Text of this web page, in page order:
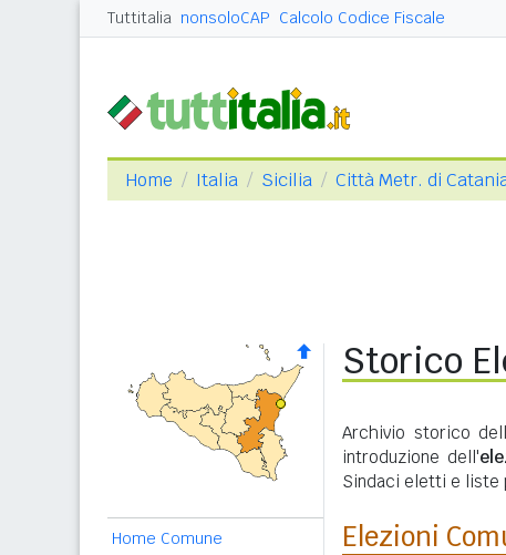
Tuttitalia nonsoloCAP Calcolo Codice Fiscale
Home Italia Sicilia Città Metr. di
Home Comune
Storico
Archivio storico
introduzione dell'
Sindaci eletti e liste
Elezioni